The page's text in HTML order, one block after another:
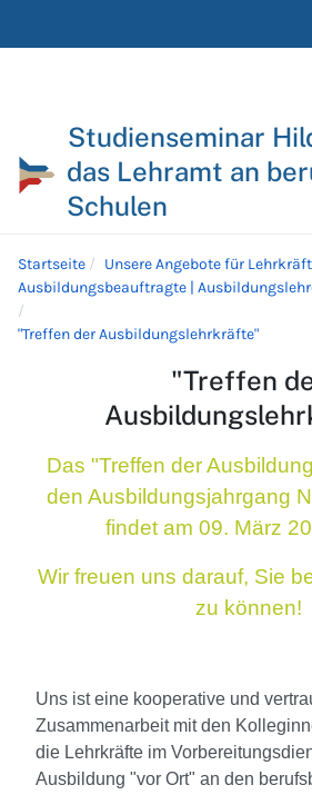
Studienseminar
das Lehramt an
Schulen
Startseite
Unsere Angebote für
Ausbildungsbeauftragte |
"Treffen der Ausbildungslehrkräfte"
"Treffen
Das "Treffen der
den Ausbildungsjahrgang
findet am 09. März
Wir freuen uns darauf, Sie
zu können!
Uns ist eine kooperative und
Zusammenarbeit mit den
die Lehrkräfte im
Ausbildung "vor Ort" an den